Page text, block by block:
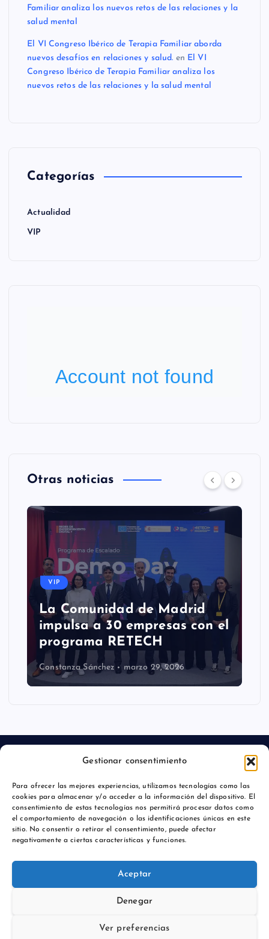
Gestionar consentimiento
Para ofrecer las mejores experiencias, utilizamos tecnologías como las
cookies para almacenar y/o acceder a la información del dispositivo. El
consentimiento de estas tecnologías nos permitirá procesar datos como
el comportamiento de navegación o las identificaciones únicas en este
sitio. No consentir o retirar el consentimiento, puede afectar
negativamente a ciertas características y funciones.
Aceptar
Denegar
Ver preferencias
Familiar analiza los nuevos retos de las relaciones y la
salud mental
El VI Congreso Ibérico de Terapia Familiar aborda
nuevos desafíos en relaciones y salud. en El VI
Congreso Ibérico de Terapia Familiar analiza los
nuevos retos de las relaciones y la salud mental
Categorías
Actualidad
VIP
Otras noticias
VIP
La Comunidad de Madrid
impulsa a 30 empresas con el
programa RETECH
Constanza Sánchez marzo 29, 2026
Aviso legal
Política de privacidad
Copyright © 2026 Comunicación y Marcas |